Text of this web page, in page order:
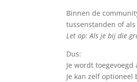
Binnen de
tussenstanden of
Let op: Als je bij die
Dus:
Je wordt
Je kan zelf optioneel